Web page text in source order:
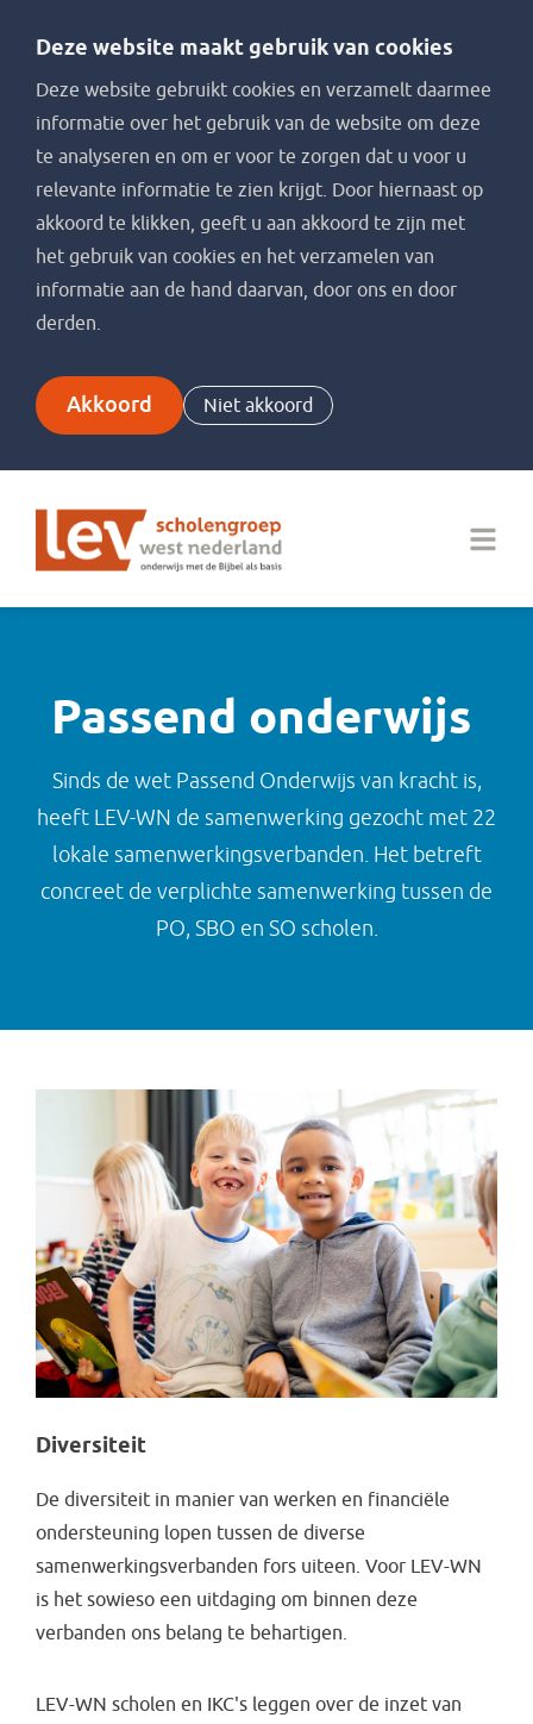
Deze website maakt gebruik van cookies
Deze website gebruikt cookies en verzamelt daarmee
informatie over het gebruik van de website om deze
te analyseren en om er voor te zorgen dat u voor u
relevante informatie te zien krijgt. Door hiernaast op
akkoord te klikken, geeft u aan akkoord te zijn met
het gebruik van cookies en het verzamelen van
informatie aan de hand daarvan, door ons en door
derden.
Akkoord Niet akkoord
Passend onderwijs
Sinds de wet Passend Onderwijs van kracht is,
heeft LEV-WN de samenwerking gezocht met 22
lokale samenwerkingsverbanden. Het betreft
concreet de verplichte samenwerking tussen de
PO, SBO en SO scholen.
Diversiteit
De diversiteit in manier van werken en financiële
ondersteuning lopen tussen de diverse
samenwerkingsverbanden fors uiteen. Voor LEV-WN
is het sowieso een uitdaging om binnen deze
verbanden ons belang te behartigen.
LEV-WN scholen en IKC's leggen over de inzet van